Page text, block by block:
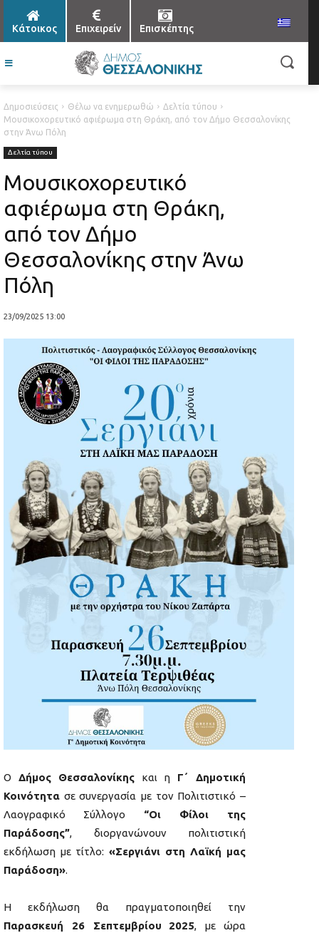
Κάτοικος Επιχειρείν Επισκέπτης
Δημοσιεύσεις Θέλω να ενημερωθώ
Δελτία τύπου
Μουσικοχορευτικό αφιέρωμα στη Θράκη, από τον Δήμο Θεσσαλονίκης
στην Άνω Πόλη
Δελτία τύπου
Μουσικοχορευτικό
αφιέρωμα στη Θράκη,
από τον Δήμο
Θεσσαλονίκης στην Άνω
Πόλη
23/09/2025 13:00
Ο Δήμος Θεσσαλονίκης και η Γ΄ Δημοτική
Κοινότητα σε συνεργασία με τον Πολιτιστικό –
Λαογραφικό Σύλλογο “Οι Φίλοι της
Παράδοσης”, διοργανώνουν πολιτιστική
εκδήλωση με τίτλο: «Σεργιάνι στη Λαϊκή μας
Παράδοση».
Η εκδήλωση θα πραγματοποιηθεί την
Παρασκευή 26 Σεπτεμβρίου
2025, με ώρα